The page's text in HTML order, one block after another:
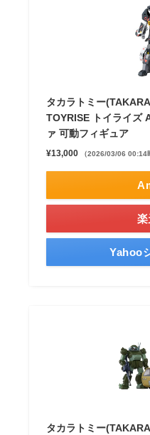
タカラトミー
TOYRISE トイライズ
ァ 可動フィギュア
¥13,000 （2026/03/06 00:14
Yahoo
タカラトミー